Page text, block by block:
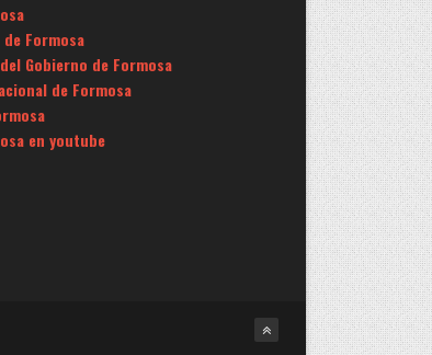
Formosa
Gobierno de Formosa
de Formosa
en youtube